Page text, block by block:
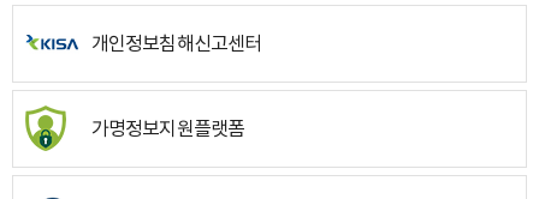
개인정보침해신고센터
가명정보지원플랫폼